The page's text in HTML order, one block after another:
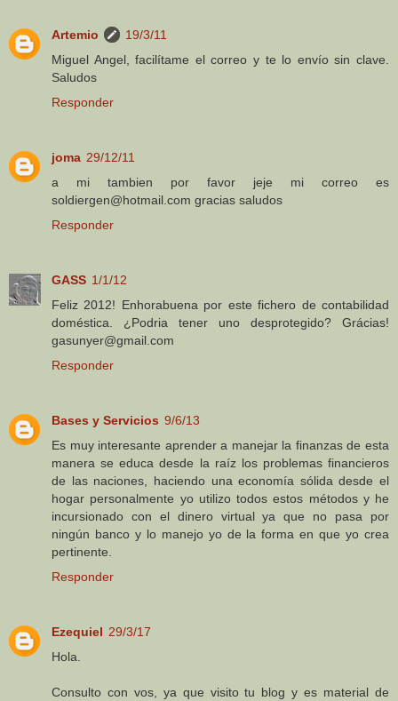
Artemio
19/3/11
Miguel Angel, facilítame el correo y te lo envío sin clave.
Saludos
Responder
joma 29/12/11
a mi tambien por favor jeje mi correo es
soldiergen@hotmail.com gracias saludos
Responder
GASS 1/1/12
Feliz 2012! Enhorabuena por este fichero de contabilidad
doméstica. ¿Podria tener uno desprotegido? Grácias!
gasunyer@gmail.com
Responder
Bases y Servicios 9/6/13
Es muy interesante aprender a manejar la finanzas de esta
manera se educa desde la raíz los problemas financieros
de las naciones, haciendo una economía sólida desde el
hogar personalmente yo utilizo todos estos métodos y he
incursionado con el dinero virtual ya que no pasa por
ningún banco y lo manejo yo de la forma en que yo crea
pertinente.
Responder
Ezequiel 29/3/17
Hola.
Consulto con vos, ya que visito tu blog y es material de